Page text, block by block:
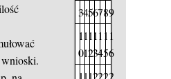
3456789
1
0
1
1
1
2
1
3
1
4
1
5
1
6
1 1 12222